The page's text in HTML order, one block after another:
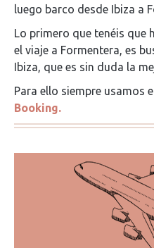
luego barco desde Ibiza a
Lo primero que tenéis que
el viaje a Formentera, es
Ibiza, que es sin duda la
Para ello siempre usamos
Booking.